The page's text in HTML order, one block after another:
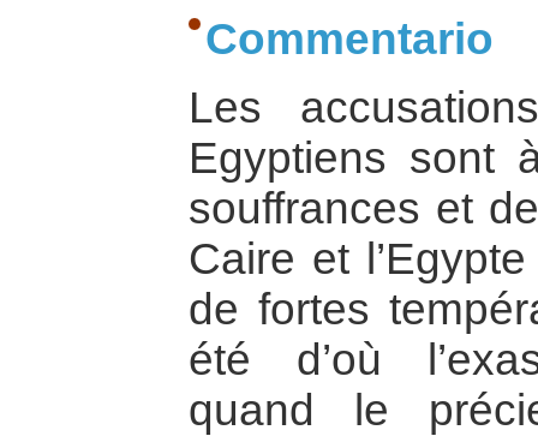
Commentario
Les
Egyptiens sont
souffrances et
Caire et
de fortes
été d’où
quand le